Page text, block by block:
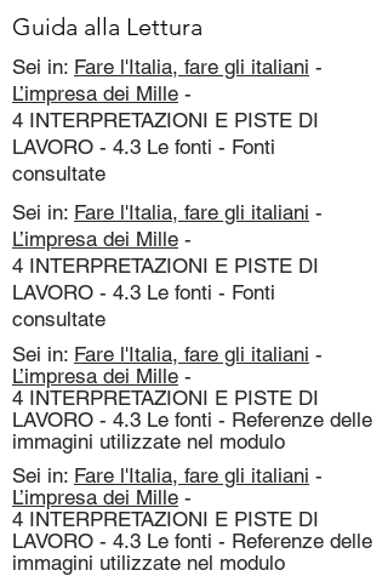
Guida alla Lettura
Sei in: Fare l'Italia, fare gli italiani -
L’impresa dei Mille -
4 INTERPRETAZIONI E PISTE DI
LAVORO - 4.3 Le fonti - Fonti
consultate
Sei in: Fare l'Italia, fare gli italiani -
L’impresa dei Mille -
4 INTERPRETAZIONI E PISTE DI
LAVORO - 4.3 Le fonti - Fonti
consultate
Sei in: Fare l'Italia, fare gli italiani -
L’impresa dei Mille -
4 INTERPRETAZIONI E PISTE DI
LAVORO - 4.3 Le fonti - Referenze delle
immagini utilizzate nel modulo
Sei in: Fare l'Italia, fare gli italiani -
L’impresa dei Mille -
4 INTERPRETAZIONI E PISTE DI
LAVORO - 4.3 Le fonti - Referenze delle
immagini utilizzate nel modulo